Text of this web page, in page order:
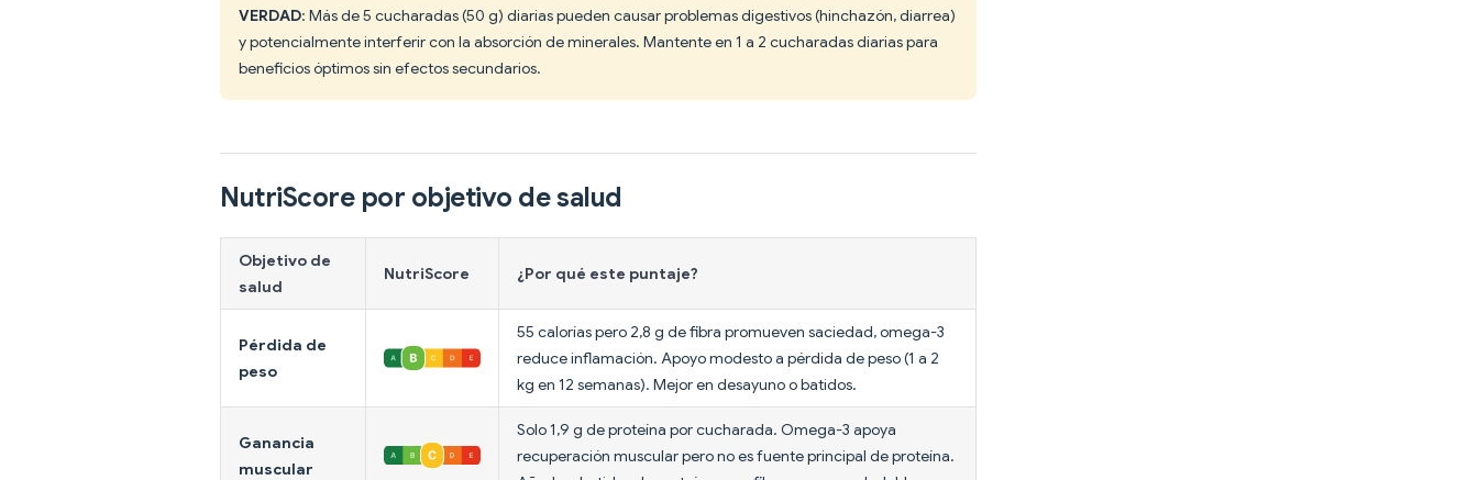
VERDAD: Más de 5 cucharadas (50 g) diarias pueden causar problemas digestivos (hinchazón, diarrea)
y potencialmente interferir con la absorción de minerales. Mantente en 1 a 2 cucharadas diarias para
beneficios óptimos sin efectos secundarios.
NutriScore por objetivo de salud
Objetivo de
salud
NutriScore ¿Por qué este puntaje?
Pérdida de
peso
55 calorías pero 2,8 g de fibra promueven saciedad, omega-3
reduce inflamación. Apoyo modesto a pérdida de peso (1 a 2
kg en 12 semanas). Mejor en desayuno o batidos.
Ganancia
muscular
Solo 1,9 g de proteína por cucharada. Omega-3 apoya
recuperación muscular pero no es fuente principal de proteína.